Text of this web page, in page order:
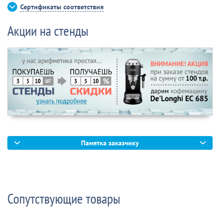
Сертификаты соответствия
Акции на стенды
Памятка заказчику
Сопутствующие товары